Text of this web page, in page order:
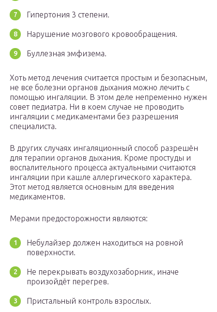
Гипертония 3 степени.
Нарушение мозгового кровообращения.
Буллезная эмфизема.
Хоть метод лечения считается простым и безопасным,
не все болезни органов дыхания можно лечить с
помощью ингаляции. В этом деле непременно нужен
совет педиатра. Ни в коем случае не проводить
ингаляции с медикаментами без разрешения
специалиста.
В других случаях ингаляционный способ разрешён
для терапии органов дыхания. Кроме простуды и
воспалительного процесса актуальными считаются
ингаляции при кашле аллергического характера.
Этот метод является основным для введения
медикаментов.
Мерами предосторожности являются:
Небулайзер должен находиться на ровной
поверхности.
Не перекрывать воздухозаборник, иначе
произойдёт перегрев.
Пристальный контроль взрослых.